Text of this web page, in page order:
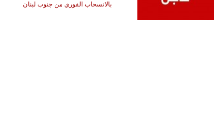
بالانسحاب الفوري من جنوب لبنان